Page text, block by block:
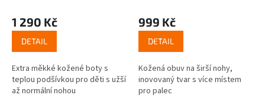
1 290 Kč
DETAIL
Extra měkké kožené boty s
teplou podšívkou pro děti s užší
až normální nohou
999 Kč
DETAIL
Kožená obuv na širší nohy,
inovovaný tvar s více místem
pro palec